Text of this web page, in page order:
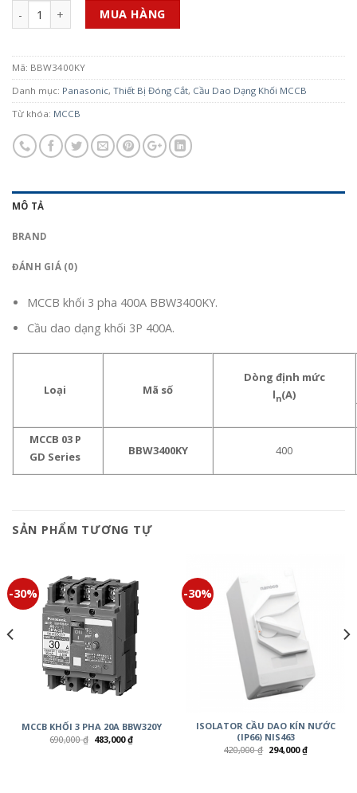
Số lượng MUA HÀNG
Mã: BBW3400KY
Danh mục: Panasonic, Thiết Bị Đóng Cắt, Cầu Dao Dạng Khối MCCB
Từ khóa: MCCB
MÔ TẢ
BRAND
ĐÁNH GIÁ (0)
MCCB khối 3 pha 400A BBW3400KY.
Cầu dao dạng khối 3P 400A.
Loại Mã số
Dòng định mức
ln(A)
MCCB 03 P
GD Series
BBW3400KY 400
SẢN PHẨM TƯƠNG TỰ
-30%
MCCB KHỐI 3 PHA 20A BBW320Y
690,000₫ 483,000₫
-30%
ISOLATOR CẦU DAO KÍN NƯỚC
(IP66) NIS463
420,000₫ 294,000₫